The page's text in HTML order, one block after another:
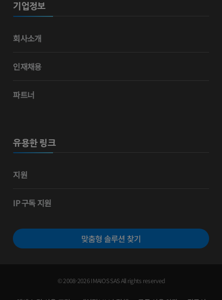
기업정보
회사소개
인재채용
파트너
유용한 링크
지원
IP 구독 지원
맞춤형 솔루션 찾기
© 2008-2026 IMAIOS SAS All rights reserved